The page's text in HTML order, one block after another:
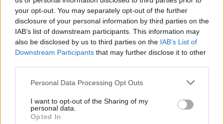
your opt-out. You may separately opt-out of the further
disclosure of your personal information by third parties on the
IAB’s list of downstream participants. This information may
also be disclosed by us to third parties on the IAB’s List of
Downstream Participants that may further disclose it to other
Personal Data Processing Opt Outs
I want to opt-out of the Sharing of my
personal data.
Opted In
οποιο εμπνεύστηκε το όνομα
της η Αση Μπήλιου ‑ Πώς τη
βάφτισαν
ΠΡΙΝ 4 ΏΡΕΣ
Το πραγματικό της όνομα δεν είναι Αση:
Η απίστευτη ιστορία πίσω από την
Το απογευματινό μπάνιο της
Μαρίας Σολωμού στη θάλασσα:
Η τέλεια ώρα, γράφει από τη